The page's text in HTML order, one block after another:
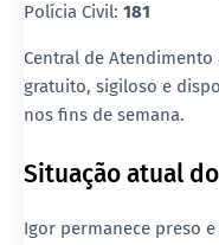
Polícia Civil: 181
Central de Atendimento
gratuito, sigiloso e
nos fins de semana.
Situação atual
Igor permanece preso